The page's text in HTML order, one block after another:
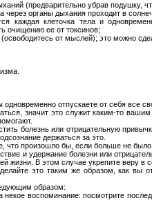
(предварительно убрав подушку,
через органы дыхания проходит в
каждая клеточка тела и
очищению ее от токсинов;
(освободитесь от мыслей); это можно
отпускаете от себя все
значит это служит каким-то
болезнь или отрицательную
держаться за это.
что произошло бы, если больше не
и удержание болезни или
жизни. В этом случае укрепите веру в
это таким же образом, как вы
образом:
некое воспоминание: посмотрите